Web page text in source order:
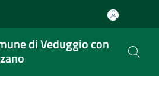
di Veduggio con